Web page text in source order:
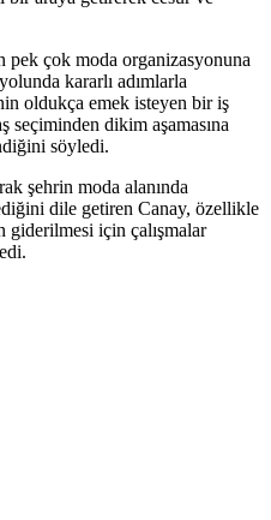
pek çok moda organizasyonuna
kararlı adımlarla
oldukça emek isteyen bir iş
seçiminden dikim aşamasına
söyledi.
şehrin moda alanında
dile getiren Canay, özellikle
için çalışmalar